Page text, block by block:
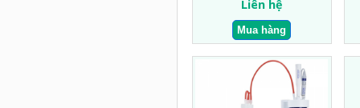
Liên hệ